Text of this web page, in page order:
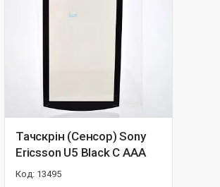
Тачскрін (Сенсор) Sony
Ericsson U5 Black C ААА
13495